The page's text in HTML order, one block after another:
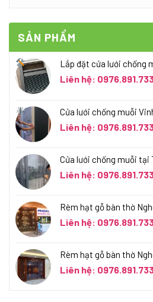
SẢN PHẨM
Lắp đặt cửa lưới chống
Liên hệ:
Cửa lưới chống muỗi
Liên hệ:
Cửa lưới chống muỗi tại
Liên hệ:
Rèm hạt gỗ bàn thờ
Liên hệ:
Rèm hạt gỗ bàn thờ
Liên hệ: